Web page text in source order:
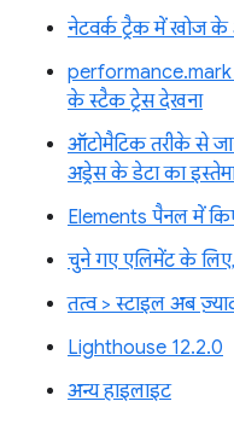
नेटवर्क ट्रैक में खोज के
के स्टैक ट्रेस देखना
ऑटोमैटिक तरीके से
अड्रेस के डेटा का
Elements पैनल में
चुने गए एलिमेंट के लिए,
तत्व > स्टाइल अब
Lighthouse 12.2.0
अन्य हाइलाइट